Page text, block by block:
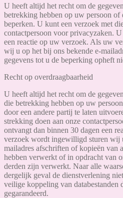
U heeft altijd het recht om de
betrekking hebben op uw persoon of
beperken. U kunt een verzoek met
contactpersoon voor privacyzaken.
een reactie op uw verzoek. Als uw
wij u op het bij ons bekende e-
gegevens tot u de beperking opheft
Recht op overdraagbaarheid
U heeft altijd het recht om de
die betrekking hebben op uw
door een andere partij te laten
strekking doen aan onze
ontvangt dan binnen 30 dagen een
verzoek wordt ingewilligd sturen wij
mailadres afschriften of kopieën van
hebben verwerkt of in opdracht van
derden zijn verwerkt. Naar alle
dergelijk geval de dienstverlening
veilige koppeling van databestanden
gegarandeerd.